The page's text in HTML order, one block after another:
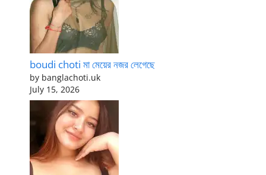
boudi choti মা মেয়ের নজর লেগেছে
by banglachoti.uk
July 15, 2026